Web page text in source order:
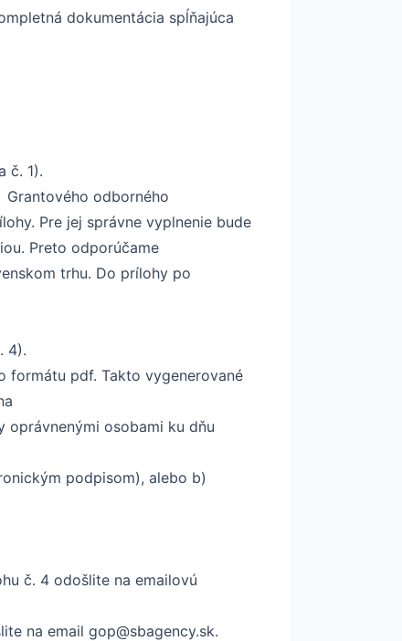
dokumentácia spĺňajúca
č. 1).
odborného
Pre jej správne vyplnenie bude
Preto odporúčame
trhu. Do prílohy po
4).
formátu pdf. Takto vygenerované
osobami ku dňu
podpisom), alebo b)
č. 4 odošlite na emailovú
na email gop@sbagency.sk.